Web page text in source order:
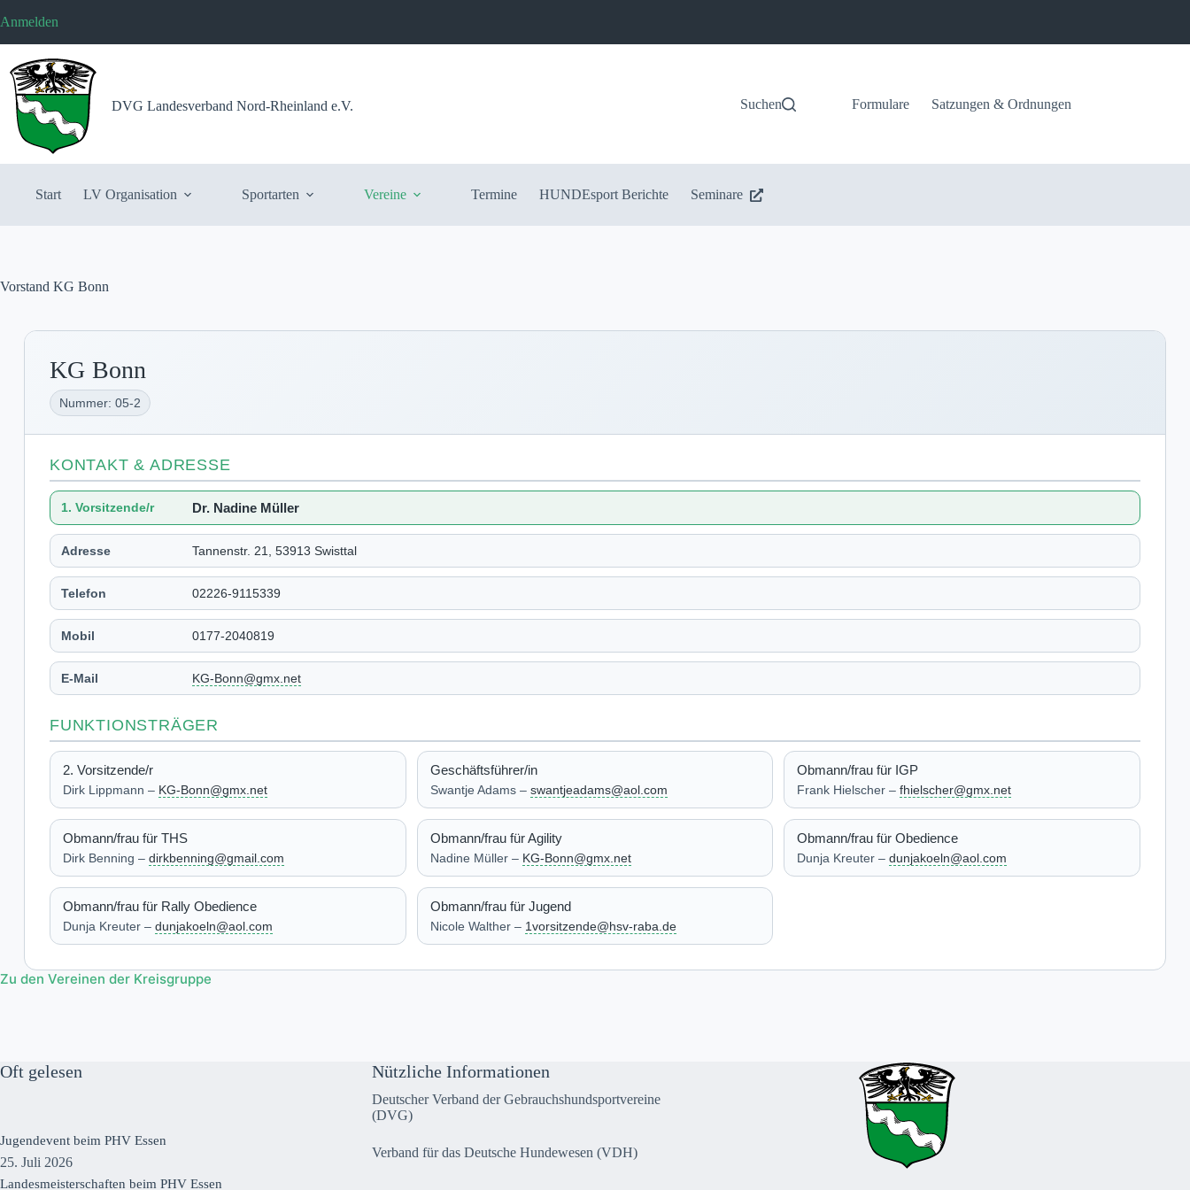
Inhalt
Anmelden
DVG Landesverband Nord-Rheinland e.V. Suchen Formulare Satzungen & Ordnungen
Start LV Organisation Sportarten Vereine Termine HUNDEsport Berichte Seminare
Vorstand KG Bonn
KG Bonn
Nummer: 05-2
KONTAKT & ADRESSE
1. Vorsitzende/r Dr. Nadine Müller
Adresse Tannenstr. 21, 53913 Swisttal
Telefon 02226-9115339
Mobil 0177-2040819
E-Mail KG-Bonn@gmx.net
FUNKTIONSTRÄGER
2. Vorsitzende/r
Dirk Lippmann – KG-Bonn@gmx.net
Geschäftsführer/in
Swantje Adams – swantjeadams@aol.com
Obmann/frau für IGP
Frank Hielscher –fhielscher@gmx.net
Obmann/frau für THS
Dirk Benning – dirkbenning@gmail.com
Obmann/frau für Agility
Nadine Müller – KG-Bonn@gmx.net
Obmann/frau für Obedience
Dunja Kreuter –dunjakoeln@aol.com
Obmann/frau für Rally Obedience
Dunja Kreuter – dunjakoeln@aol.com
Obmann/frau für Jugend
Nicole Walther – 1vorsitzende@hsv-raba.de
Zu den Vereinen der Kreisgruppe
Oft gelesen
Jugendevent beim PHV Essen
25. Juli 2026
Landesmeisterschaften beim PHV Essen
Nützliche Informationen
Deutscher Verband der Gebrauchshundsportvereine
(DVG)
Verband für das Deutsche Hundewesen (VDH)